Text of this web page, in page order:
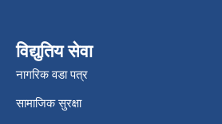
विद्युतिय सेवा
नागरिक वडा पत्र
सामाजिक सुरक्षा